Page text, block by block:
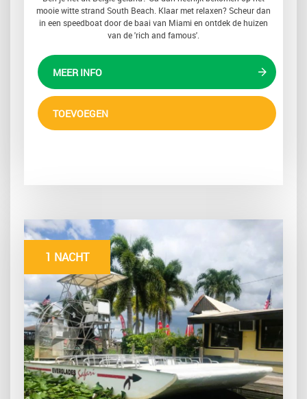
mooie witte strand South Beach. Klaar met relaxen? Scheur dan
in een speedboat door de baai van Miami en ontdek de huizen
van de 'rich and famous'.
MEER INFO
TOEVOEGEN
1 NACHT